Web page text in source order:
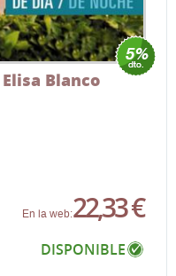
Elisa Blanco
En la web:22,33 €
DISPONIBLE